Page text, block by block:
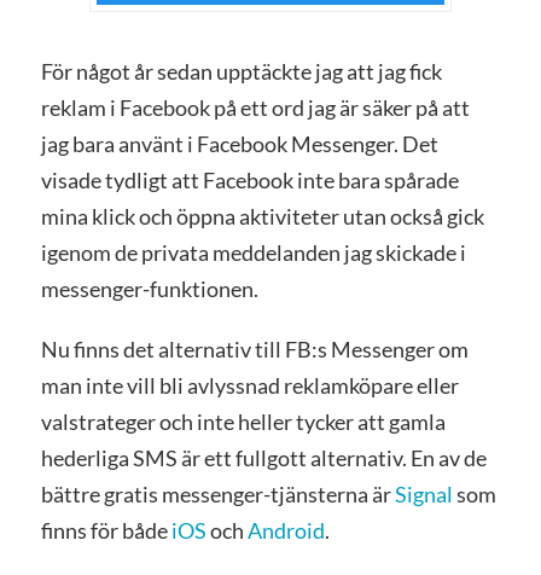
För något år sedan upptäckte jag att jag fick
reklam i Facebook på ett ord jag är säker på att
jag bara använt i Facebook Messenger. Det
visade tydligt att Facebook inte bara spårade
mina klick och öppna aktiviteter utan också gick
igenom de privata meddelanden jag skickade i
messenger-funktionen.
Nu finns det alternativ till FB:s Messenger om
man inte vill bli avlyssnad reklamköpare eller
valstrateger och inte heller tycker att gamla
hederliga SMS är ett fullgott alternativ. En av de
bättre gratis messenger-tjänsterna ärSignalsom
finns för bådeiOSochAndroid.